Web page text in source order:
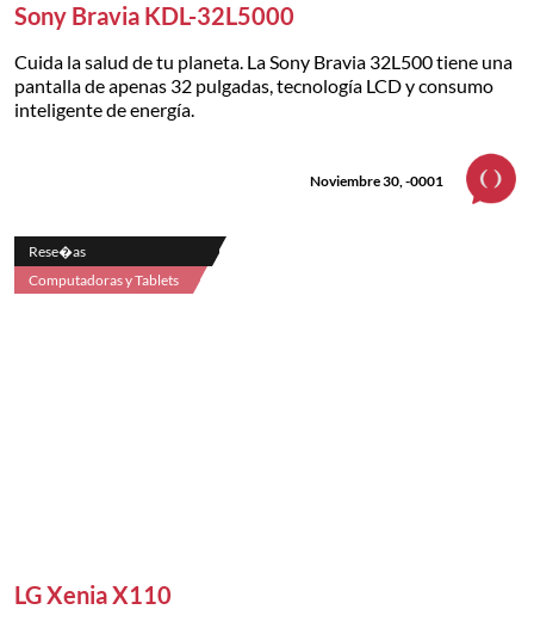
Sony Bravia KDL-32L5000
Cuida la salud de tu planeta. La Sony Bravia 32L500 tiene una
pantalla de apenas 32 pulgadas, tecnología LCD y consumo
inteligente de energía.
Noviembre 30, -0001
Rese�as
Computadoras y Tablets
LG Xenia X110